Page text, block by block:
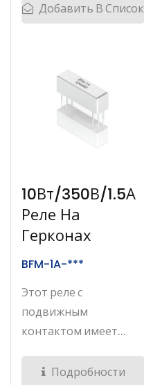
Добавить В Список
10Вт/350В/1.5А
Реле На
Герконах
BFM-1A-***
Этот реле с
подвижным
контактом имеет
Подробности